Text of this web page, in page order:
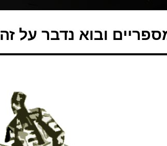
ובוא נדבר על זה